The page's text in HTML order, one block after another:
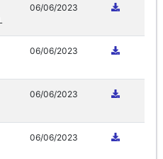
06/06/2023
06/06/2023
06/06/2023
06/06/2023